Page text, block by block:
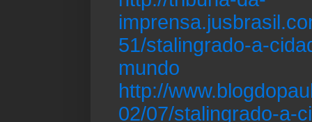
51/stalingrado-a-
mundo
http://
02/07/stalingrado-a-